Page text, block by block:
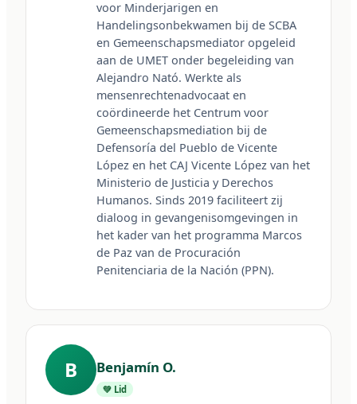
voor Minderjarigen en
Handelingsonbekwamen bij de SCBA
en Gemeenschapsmediator opgeleid
aan de UMET onder begeleiding van
Alejandro Nató. Werkte als
mensenrechtenadvocaat en
coördineerde het Centrum voor
Gemeenschapsmediation bij de
Defensoría del Pueblo de Vicente
López en het CAJ Vicente López van het
Ministerio de Justicia y Derechos
Humanos. Sinds 2019 faciliteert zij
dialoog in gevangenisomgevingen in
het kader van het programma Marcos
de Paz van de Procuración
Penitenciaria de la Nación (PPN).
B Benjamín O.
💚 Lid